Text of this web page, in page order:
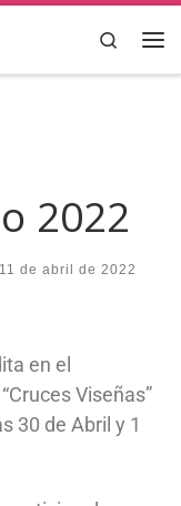
Search
2022
11 de abril de 2022
en el
Viseñas”
30 de Abril y 1